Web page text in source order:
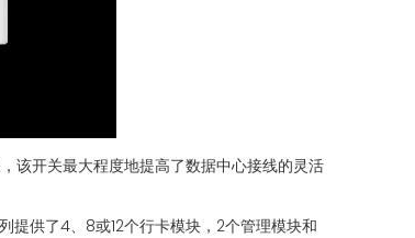
开关最大程度地提高了数据中心接线的灵活
提供了4、8或12个行卡模块，2个管理模块和